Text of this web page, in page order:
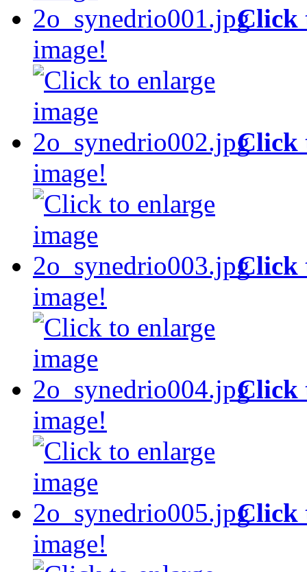
Click
image!
Click
image!
Click
image!
Click
image!
Click
image!